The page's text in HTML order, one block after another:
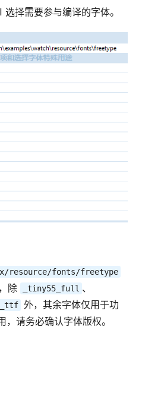
择需要参与编译的字体。
resource/fonts/freetype
除 _tiny55_full 、
外，其余字体仅用于功
请务必确认字体版权。